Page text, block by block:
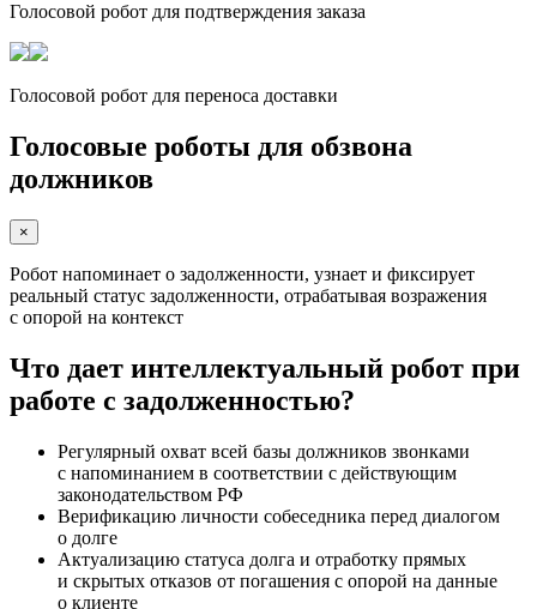
Голосовой робот для подтверждения заказа
Голосовой робот для переноса доставки
Голосовые роботы для обзвона
должников
×
Робот напоминает о задолженности, узнает и фиксирует
реальный статус задолженности, отрабатывая возражения
с опорой на контекст
Что дает интеллектуальный робот при
работе с задолженностью?
Регулярный охват всей базы должников звонками
с напоминанием в соответствии с действующим
законодательством РФ
Верификацию личности собеседника перед диалогом
о долге
Актуализацию статуса долга и отработку прямых
и скрытых отказов от погашения с опорой на данные
о клиенте